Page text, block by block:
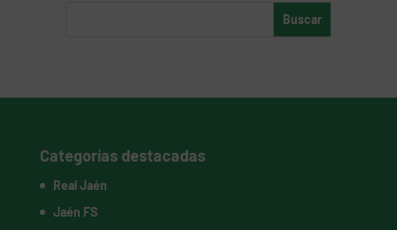
Categorías destacadas
Real Jaén
Jaén FS